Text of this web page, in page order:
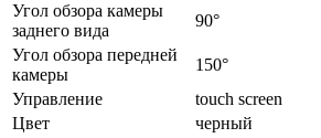
Угол обзора камеры
заднего вида
90°
Угол обзора передней
камеры
150°
Управление
touch screen
Цвет
черный